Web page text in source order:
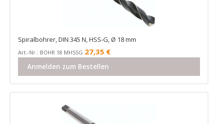
Spiralbohrer, DIN 345 N, HSS-G, Ø 18 mm
Art.-Nr.: BOHR 18 MHSSG 27,35 €
Anmelden zum Bestellen